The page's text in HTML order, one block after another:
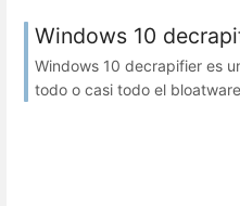
Windows 10
Windows 10 decrapifier es
todo o casi todo el